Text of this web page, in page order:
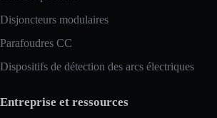
Disjoncteurs modulaires
Parafoudres CC
Dispositifs de détection des arcs électriques
Entreprise et ressources